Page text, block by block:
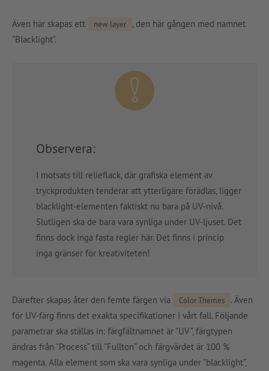
Även här skapas ett new layer
, den här gången med namnet
”Blacklight”.
Observera:
I motsats till relieflack, där grafiska element av
tryckprodukten tenderar att ytterligare förädlas, ligger
blacklight-elementen faktiskt nu bara på UV-nivå.
Slutligen ska de bara vara synliga under UV-ljuset. Det
finns dock inga fasta regler här. Det finns i princip
inga gränser för kreativiteten!
Därefter skapas åter den femte färgen via Color Themes
. Även
för UV-färg finns det exakta specifikationer i vårt fall. Följande
parametrar ska ställas in: färgfältnamnet är ”UV”, färgtypen
ändras från ”Process” till ”Fullton” och färgvärdet är 100 %
magenta. Alla element som ska vara synliga under ”blacklight”,